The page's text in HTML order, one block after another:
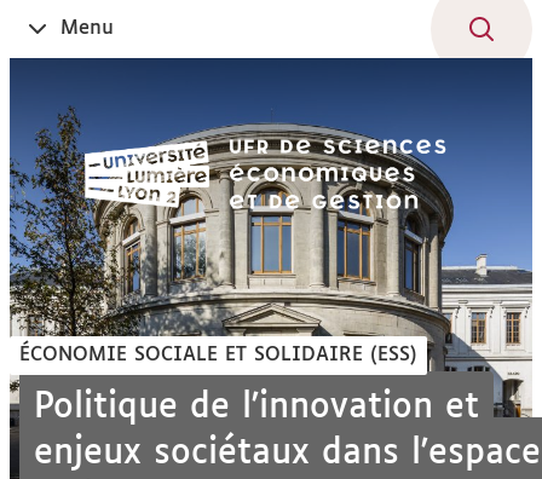
Ouvrir
le
Menu
ÉCONOMIE SOCIALE ET SOLIDAIRE (ESS)
Politique de l'innovation et
enjeux sociétaux dans l'espace